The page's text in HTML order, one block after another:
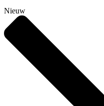
Nieuw